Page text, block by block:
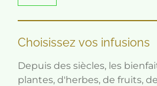
Choisissez vos infusions
Depuis des siècles, les
plantes, d'herbes, de fruits,